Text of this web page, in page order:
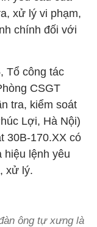
xử lý vi phạm,
chính đối với
Tổ công tác
CSGT
tra, kiểm soát
Lợi, Hà Nội)
30B-170.XX có
hiệu lệnh yêu
xử lý.
ông tự xưng là